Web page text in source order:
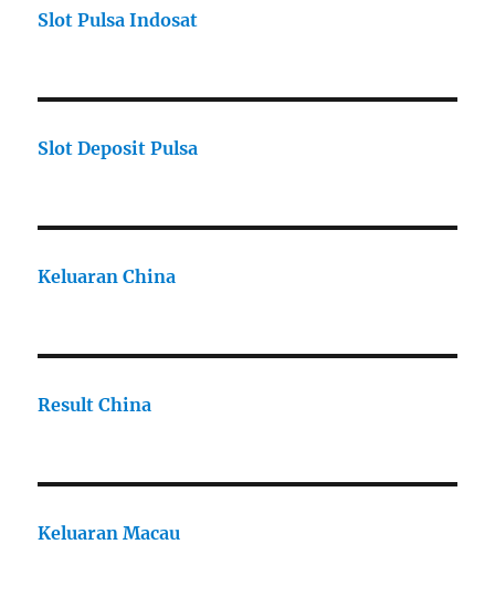
Slot Pulsa Indosat
Slot Deposit Pulsa
Keluaran China
Result China
Keluaran Macau